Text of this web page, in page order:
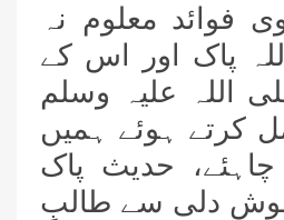
فوائد معلوم نہ
پاک اور اس کے
اللہ علیہ وسلم
کرتے ہوئے ہمیں
چاہئے، حدیث پاک
دلی سے طالبِ